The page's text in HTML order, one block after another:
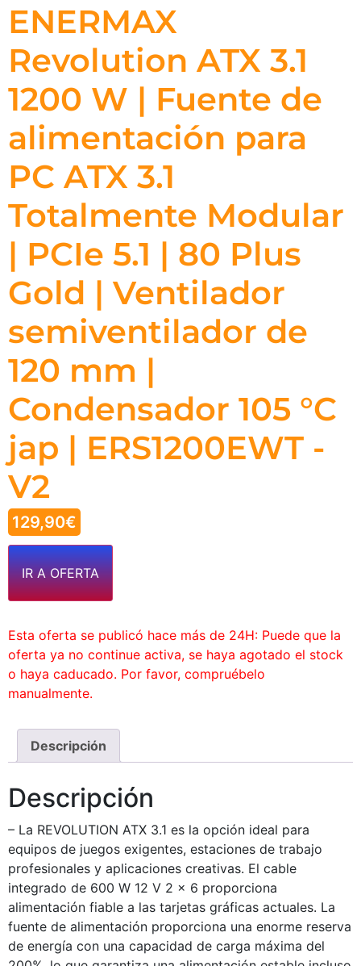
ENERMAX
Revolution ATX 3.1
1200 W | Fuente de
alimentación para
PC ATX 3.1
Totalmente Modular
| PCIe 5.1 | 80 Plus
Gold | Ventilador
semiventilador de
120 mm |
Condensador 105 °C
jap | ERS1200EWT -
V2
129,90€
IR A OFERTA
Esta oferta se publicó hace más de 24H: Puede que la
oferta ya no continue activa, se haya agotado el stock
o haya caducado. Por favor, compruébelo
manualmente.
Descripción
Descripción
– La REVOLUTION ATX 3.1 es la opción ideal para
equipos de juegos exigentes, estaciones de trabajo
profesionales y aplicaciones creativas. El cable
integrado de 600 W 12 V 2 x 6 proporciona
alimentación fiable a las tarjetas gráficas actuales. La
fuente de alimentación proporciona una enorme reserva
de energía con una capacidad de carga máxima del